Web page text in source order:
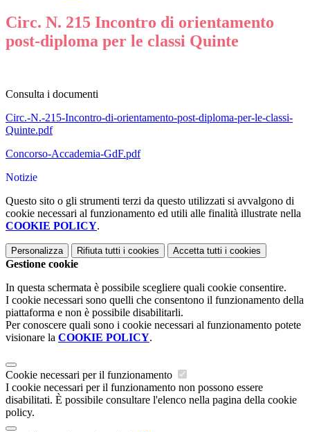
Circ. N. 215 Incontro di orientamento
post-diploma per le classi Quinte
Consulta i documenti
Circ.-N.-215-Incontro-di-orientamento-post-diploma-per-le-classi-
Quinte.pdf
Concorso-Accademia-GdF.pdf
Notizie
Questo sito o gli strumenti terzi da questo utilizzati si avvalgono di
cookie necessari al funzionamento ed utili alle finalità illustrate nella
COOKIE POLICY.
Personalizza Rifiuta tutti i cookies Accetta tutti i cookies
Gestione cookie
In questa schermata è possibile scegliere quali cookie consentire.
I cookie necessari sono quelli che consentono il funzionamento della
piattaforma e non è possibile disabilitarli.
Per conoscere quali sono i cookie necessari al funzionamento potete
visionare la COOKIE POLICY.
Cookie necessari per il funzionamento
I cookie necessari per il funzionamento non possono essere
disabilitati. È possibile consultare l'elenco nella pagina della cookie
policy.